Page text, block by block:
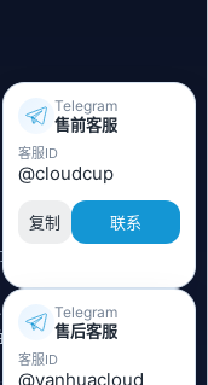
联系。
移运维与内容同步支
海服务支持。
Telegram
售前客服
客服ID
@cloudcup
复制 联系
Telegram
售后客服
客服ID
@yanhuacloud